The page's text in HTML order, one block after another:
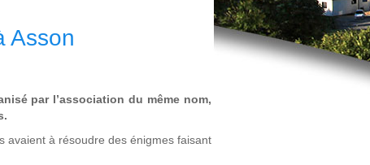
Asson
par l’association du même nom,
avaient à résoudre des énigmes faisant